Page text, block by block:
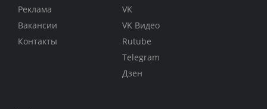
Реклама
Вакансии
Контакты
VK
VK Видео
Rutube
Telegram
Дзен